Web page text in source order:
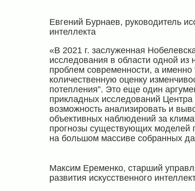
Евгений Бурнаев, руководитель
интеллекта
«В 2021 г. заслуженная
исследования в области одной из
проблем современности, а
количественную оценку
потепления”. Это еще один
прикладных исследований
возможность анализировать и
объективных наблюдений за
прогнозы существующих моделей
на большом массиве собранных
Максим Еременко, старший
развития искусственного